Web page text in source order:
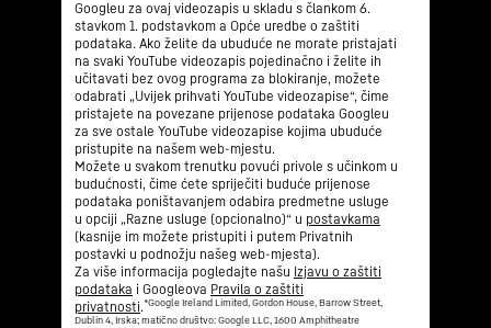
Googleu za ovaj videozapis u skladu s člankom 6.
stavkom 1. podstavkom a Opće uredbe o zaštiti
podataka. Ako želite da ubuduće ne morate pristajati
na svaki YouTube videozapis pojedinačno i želite ih
učitavati bez ovog programa za blokiranje, možete
odabrati „Uvijek prihvati YouTube videozapise“, čime
pristajete na povezane prijenose podataka Googleu
za sve ostale YouTube videozapise kojima ubuduće
pristupite na našem web-mjestu.
Možete u svakom trenutku povući privole s učinkom u
budućnosti, čime ćete spriječiti buduće prijenose
podataka poništavanjem odabira predmetne usluge
u opciji „Razne usluge (opcionalno)“ u postavkama
(kasnije im možete pristupiti i putem Privatnih
postavki u podnožju našeg web-mjesta).
Za više informacija pogledajte našu Izjavu o zaštiti
podataka i Googleova Pravila o zaštiti
privatnosti.*Google Ireland Limited, Gordon House, Barrow Street,
Dublin 4, Irska; matično društvo: Google LLC, 1600 Amphitheatre